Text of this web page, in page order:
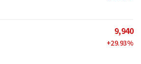
9,940
+29.93%